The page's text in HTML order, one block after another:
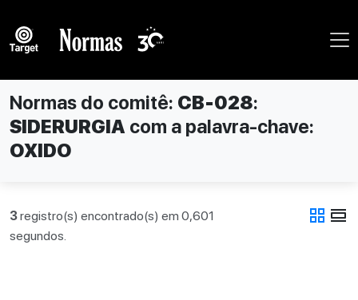
Normas do comitê: CB-028:
SIDERURGIA com a palavra-chave:
OXIDO
3registro(s) encontrado(s) em 0,601
segundos.
grid_view view_day